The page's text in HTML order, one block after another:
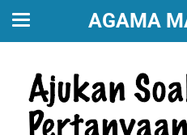
AGAMA